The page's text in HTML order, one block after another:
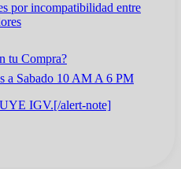
por incompatibilidad entre
tu Compra?
a Sabado 10 AM A 6 PM
IGV.[/alert-note]